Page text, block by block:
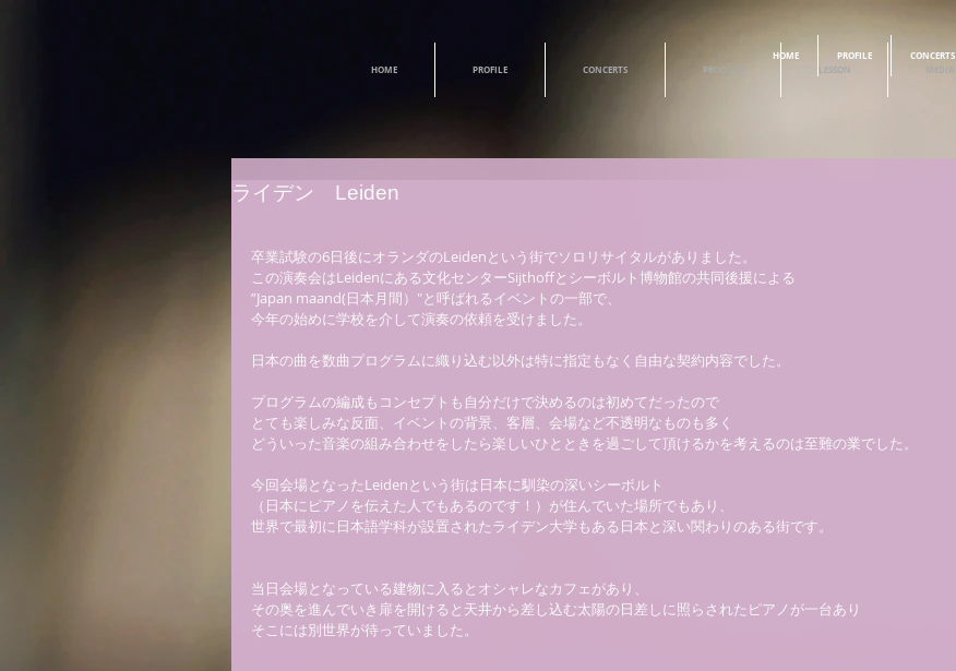
HOME PROFILE CONCERTS PRODUCE LESSON MEDIA
HOME PROFILE CONCERTS
ライデン Leiden
卒業試験の6日後にオランダのLeidenという街でソロリサイタルがありました。
この演奏会はLeidenにある文化センターSijthoffとシーボルト博物館の共同後援による
”Japan maand(日本月間）"と呼ばれるイベントの一部で、
今年の始めに学校を介して演奏の依頼を受けました。
日本の曲を数曲プログラムに織り込む以外は特に指定もなく自由な契約内容でした。
プログラムの編成もコンセプトも自分だけで決めるのは初めてだったので
とても楽しみな反面、イベントの背景、客層、会場など不透明なものも多く
どういった音楽の組み合わせをしたら楽しいひとときを過ごして頂けるかを考えるのは至難の業でした。
今回会場となったLeidenという街は日本に馴染の深いシーボルト
（日本にピアノを伝えた人でもあるのです！）が住んでいた場所でもあり、
世界で最初に日本語学科が設置されたライデン大学もある日本と深い関わりのある街です。
当日会場となっている建物に入るとオシャレなカフェがあり、
その奥を進んでいき扉を開けると天井から差し込む太陽の日差しに照らされたピアノが一台あり
そこには別世界が待っていました。